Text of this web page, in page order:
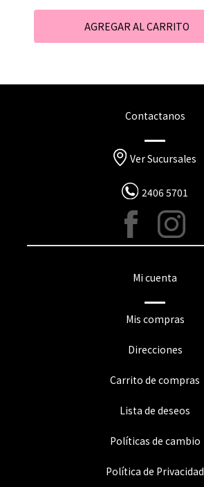
Contactanos
Ver Sucursales
2406 5701
Mi cuenta
Mis compras
Direcciones
Carrito de compras
Lista de deseos
Políticas de cambio
Política de Privacidad